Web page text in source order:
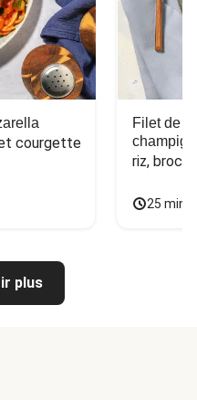
courgette
Filet de
riz,
25
plus